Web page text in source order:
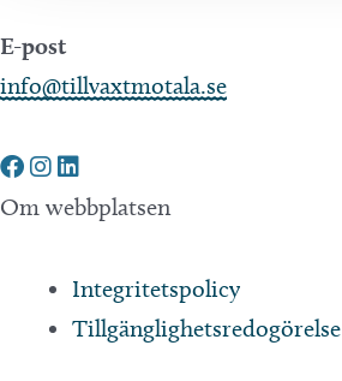
E-post
info@tillvaxtmotala.se
Om webbplatsen
Integritetspolicy
Tillgänglighetsredogörelse